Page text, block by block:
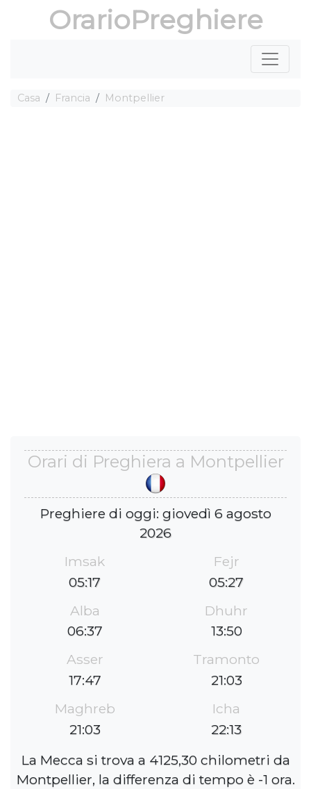
OrarioPreghiere
Casa Francia Montpellier
Orari di Preghiera a Montpellier
Preghiere di oggi: giovedì 6 agosto
2026
Imsak
05:17
Fejr
05:27
Alba
06:37
Dhuhr
13:50
Asser
17:47
Tramonto
21:03
Maghreb
21:03
Icha
22:13
La Mecca si trova a 4125,30 chilometri da
Montpellier, la differenza di tempo è -1 ora.